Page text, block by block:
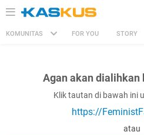
KOMUNITAS FOR YOU STORY
Agan akan dialihkan
Klik tautan di bawah ini
https://
atau